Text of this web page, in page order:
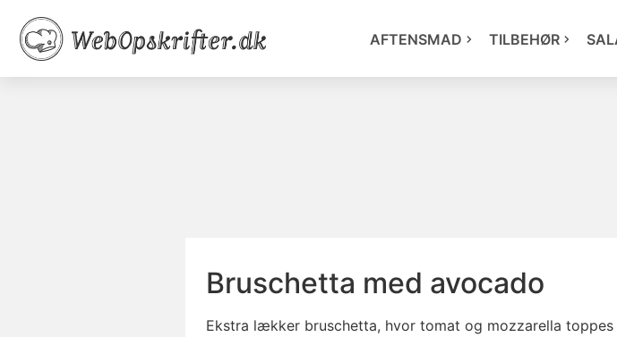
AFTENSMAD TILBEHØR
Bruschetta med avocado
Ekstra lækker bruschetta, hvor tomat og mozzarella